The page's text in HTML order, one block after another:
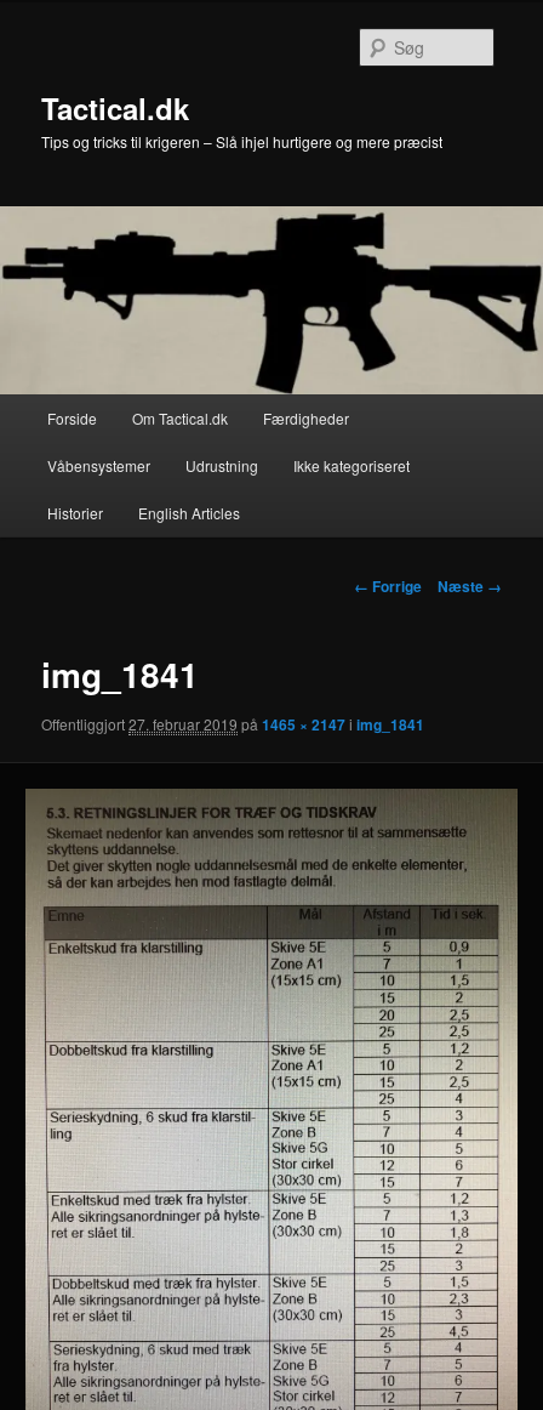
Tactical.dk
Tips og tricks til krigeren – Slå ihjel hurtigere og mere præcist
Forside Om Tactical.dk Færdigheder
Våbensystemer Udrustning Ikke kategoriseret
Historier English Articles
Billednavigation
← Forrige Næste →
img_1841
Offentliggjort27. februar 2019 på1465 × 2147iimg_1841